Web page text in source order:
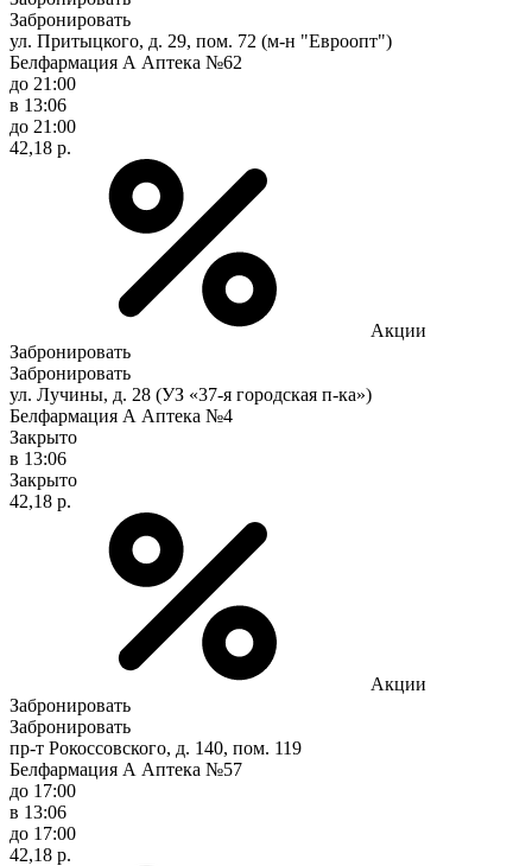
Забронировать
ул. Притыцкого, д. 29, пом. 72 (м-н "Евроопт")
Белфармация А Аптека №62
до 21:00
в 13:06
до 21:00
42,18 р.
Акции
Забронировать
Забронировать
ул. Лучины, д. 28 (УЗ «37-я городская п-ка»)
Белфармация А Аптека №4
Закрыто
в 13:06
Закрыто
42,18 р.
Акции
Забронировать
Забронировать
пр-т Рокоссовского, д. 140, пом. 119
Белфармация А Аптека №57
до 17:00
в 13:06
до 17:00
42,18 р.